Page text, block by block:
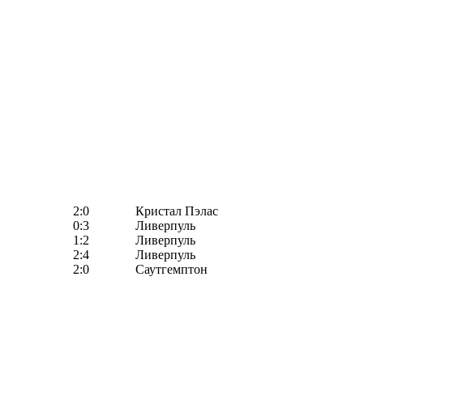
2:0
Кристал Пэлас
0:3
Ливерпуль
1:2
Ливерпуль
2:4
Ливерпуль
2:0
Саутгемптон